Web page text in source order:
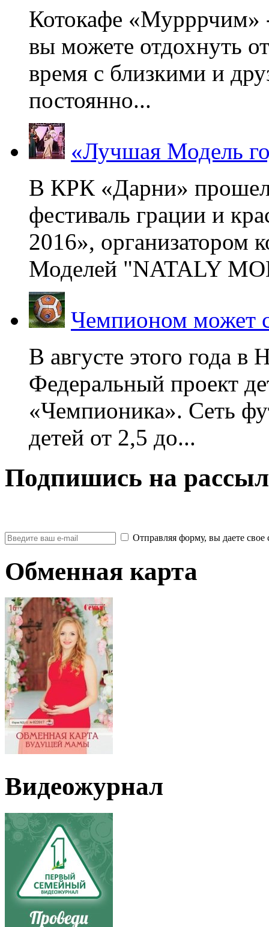
Котокафе «Мурррчим»
вы можете отдохнуть
время с близкими и
постоянно...
«Лучшая Модель
В КРК «Дарни»
фестиваль грации и
2016», организатором
Моделей "NATALY
Чемпионом может
В августе этого года
Федеральный проект
«Чемпионика». Сеть
детей от 2,5 до...
Подпишись на
Отправляя форму, вы даете
Обменная карта
Видеожурнал